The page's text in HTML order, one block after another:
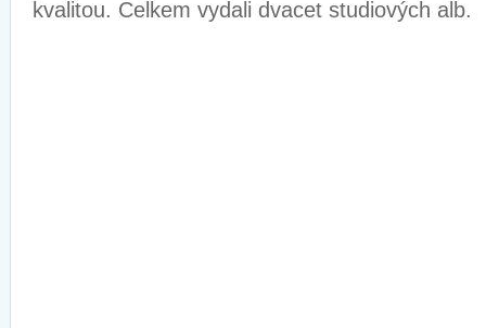
kvalitou. Celkem vydali dvacet studiových alb.